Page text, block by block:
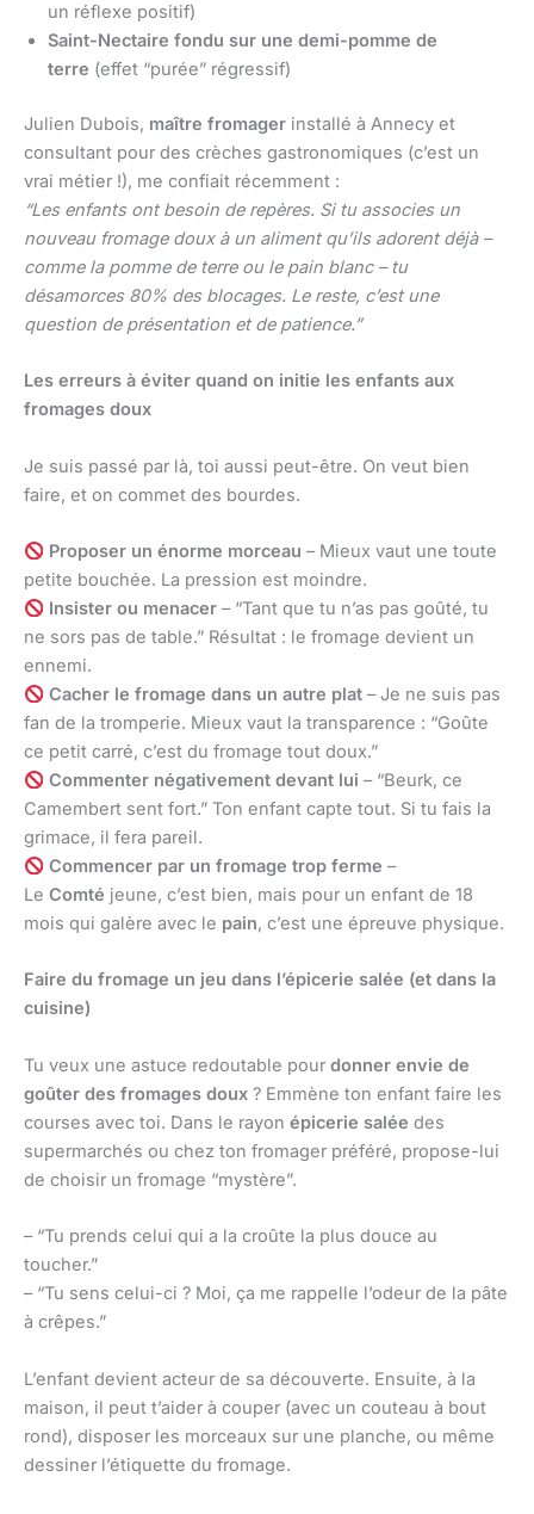
un réflexe positif)
Saint-Nectaire fondu sur une demi-pomme de
terre (effet “purée” régressif)
Julien Dubois, maître fromager installé à Annecy et
consultant pour des crèches gastronomiques (c’est un
vrai métier !), me confiait récemment :
“Les enfants ont besoin de repères. Si tu associes un
nouveau fromage doux à un aliment qu’ils adorent déjà –
comme la pomme de terre ou le pain blanc – tu
désamorces 80% des blocages. Le reste, c’est une
question de présentation et de patience.”
Les erreurs à éviter quand on initie les enfants aux
fromages doux
Je suis passé par là, toi aussi peut-être. On veut bien
faire, et on commet des bourdes.
Proposer un énorme morceau – Mieux vaut une toute
petite bouchée. La pression est moindre.
Insister ou menacer– “Tant que tu n’as pas goûté, tu
ne sors pas de table.” Résultat : le fromage devient un
ennemi.
Cacher le fromage dans un autre plat– Je ne suis pas
fan de la tromperie. Mieux vaut la transparence : “Goûte
ce petit carré, c’est du fromage tout doux.”
Commenter négativement devant lui – “Beurk, ce
Camembert sent fort.” Ton enfant capte tout. Si tu fais la
grimace, il fera pareil.
Commencer par un fromage trop ferme –
Le Comté jeune, c’est bien, mais pour un enfant de 18
mois qui galère avec le pain, c’est une épreuve physique.
Faire du fromage un jeu dans l’épicerie salée (et dans la
cuisine)
Tu veux une astuce redoutable pour donner envie de
goûter des fromages doux ? Emmène ton enfant faire les
courses avec toi. Dans le rayon épicerie salée des
supermarchés ou chez ton fromager préféré, propose-lui
de choisir un fromage “mystère”.
– “Tu prends celui qui a la croûte la plus douce au
toucher.”
– “Tu sens celui-ci ? Moi, ça me rappelle l’odeur de la pâte
à crêpes.”
L’enfant devient acteur de sa découverte. Ensuite, à la
maison, il peut t’aider à couper (avec un couteau à bout
rond), disposer les morceaux sur une planche, ou même
dessiner l’étiquette du fromage.